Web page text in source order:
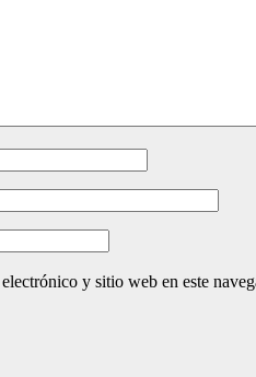
y sitio web en este